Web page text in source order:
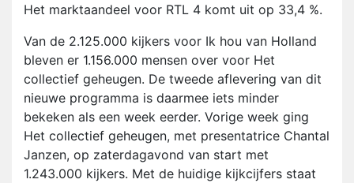
Het marktaandeel voor RTL 4 komt uit op 33,4 %.
Van de 2.125.000 kijkers voor Ik hou van Holland
bleven er 1.156.000 mensen over voor Het
collectief geheugen. De tweede aflevering van dit
nieuwe programma is daarmee iets minder
bekeken als een week eerder. Vorige week ging
Het collectief geheugen, met presentatrice Chantal
Janzen, op zaterdagavond van start met
1.243.000 kijkers. Met de huidige kijkcijfers staat